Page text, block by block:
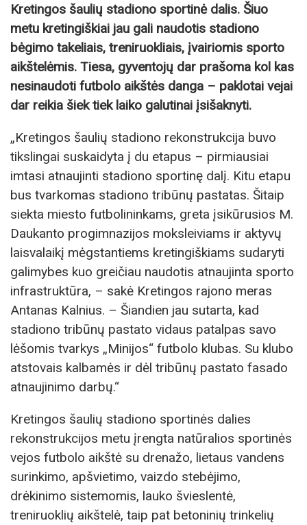
Kretingos šaulių stadiono sportinė dalis. Šiuo
metu kretingiškiai jau gali naudotis stadiono
bėgimo takeliais, treniruokliais, įvairiomis sporto
aikštelėmis. Tiesa, gyventojų dar prašoma kol kas
nesinaudoti futbolo aikštės danga – paklotai vejai
dar reikia šiek tiek laiko galutinai įsišaknyti.
„Kretingos šaulių stadiono rekonstrukcija buvo
tikslingai suskaidyta į du etapus – pirmiausiai
imtasi atnaujinti stadiono sportinę dalį. Kitu etapu
bus tvarkomas stadiono tribūnų pastatas. Šitaip
siekta miesto futbolininkams, greta įsikūrusios M.
Daukanto progimnazijos moksleiviams ir aktyvų
laisvalaikį mėgstantiems kretingiškiams sudaryti
galimybes kuo greičiau naudotis atnaujinta sporto
infrastruktūra, – sakė Kretingos rajono meras
Antanas Kalnius. – Šiandien jau sutarta, kad
stadiono tribūnų pastato vidaus patalpas savo
lėšomis tvarkys „Minijos“ futbolo klubas. Su klubo
atstovais kalbamės ir dėl tribūnų pastato fasado
atnaujinimo darbų.“
Kretingos šaulių stadiono sportinės dalies
rekonstrukcijos metu įrengta natūralios sportinės
vejos futbolo aikštė su drenažo, lietaus vandens
surinkimo, apšvietimo, vaizdo stebėjimo,
drėkinimo sistemomis, lauko švieslentė,
treniruoklių aikštelė, taip pat betoninių trinkelių